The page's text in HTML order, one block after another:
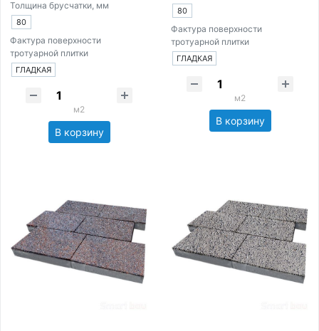
Толщина брусчатки, мм
80
Фактура поверхности
тротуарной плитки
ГЛАДКАЯ
м2
В корзину
80
Фактура поверхности
тротуарной плитки
ГЛАДКАЯ
м2
В корзину